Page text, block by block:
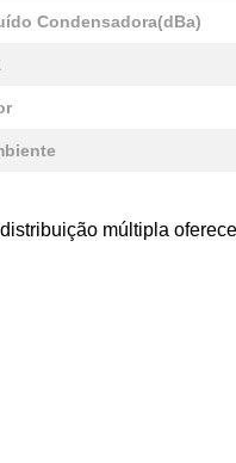
Condensadora(dBa)
múltipla